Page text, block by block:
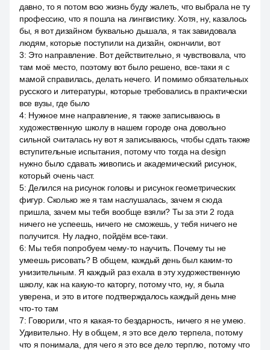
давно, то я потом всю жизнь буду жалеть, что выбрала не ту
профессию, что я пошла на лингвистику. Хотя, ну, казалось
бы, я вот дизайном буквально дышала, я так завидовала
людям, которые поступили на дизайн, окончили, вот
3: Это направление. Вот действительно, я чувствовала, что
там моё место, поэтому вот было решено, все-таки я с
мамой справилась, делать нечего. И помимо обязательных
русского и литературы, которые требовались в практически
все вузы, где было
4: Нужное мне направление, я также записываюсь в
художественную школу в нашем городе она довольно
сильной считалась ну вот я записываюсь, чтобы сдать также
вступительные испытания, потому что тогда на design
нужно было сдавать живопись и академический рисунок,
который очень част.
5: Делился на рисунок головы и рисунок геометрических
фигур. Сколько же я там наслушалась, зачем я сюда
пришла, зачем мы тебя вообще взяли? Ты за эти 2 года
ничего не успеешь, ничего не сможешь, у тебя ничего не
получится. Ну ладно, пойдём все-таки.
6: Мы тебя попробуем чему-то научить. Почему ты не
умеешь рисовать? В общем, каждый день был каким-то
унизительным. Я каждый раз ехала в эту художественную
школу, как на какую-то каторгу, потому что, ну, я была
уверена, и это в итоге подтверждалось каждый день мне
что-то там
7: Говорили, что я какая-то бездарность, ничего я не умею.
Удивительно. Ну в общем, я это все дело терпела, потому
что я понимала, для чего я это все дело терплю, потому что